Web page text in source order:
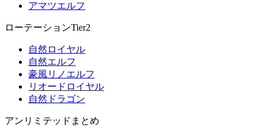
アマツエルフ
ローテーションTier2
自然ロイヤル
自然エルフ
豪風リノエルフ
リオードロイヤル
自然ドラゴン
アンリミテッドまとめ